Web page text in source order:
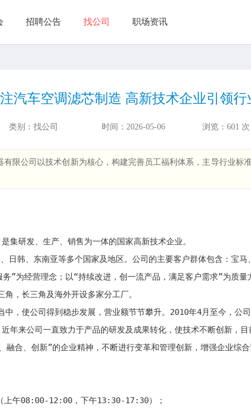
招聘公告 找公司 职场资讯
汽车空调滤芯制造 高新技术企业引领行
类别：找公司 时间： 2026-05-06 浏览：601 次
限公司以技术创新为核心，构建完善员工福利体系，主导行业标
集研发、生产、销售为一体的国家高新技术企业。
韩、东南亚等多个国家及地区。公司的主要客户群体包含：宝马
”为经营理念；以“持续改进，创一流产品，满足客户需求”为质
，长三角及海外开设多家分工厂。
，使公司得到稳步发展，营业额节节攀升。2010年4月至今，
年来公司一直致力于产品的研发及成果转化，使技术不断创新，
合、创新”的企业精神，不断进行变革和管理创新，增强企业综
上午08:00-12:00，下午13:30-17:30）；